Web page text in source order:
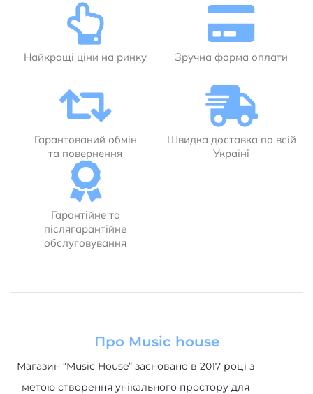
Найкращі ціни на ринку Зручна форма оплати
Гарантований обмін
та повернення
Швидка доставка по всій
Україні
Гарантійне та
післягарантійне
обслуговування
Про Music house
Магазин “Music House” засновано в 2017 році з
метою створення унікального простору для